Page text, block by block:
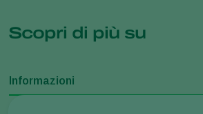
Scopri di più su
Informazioni